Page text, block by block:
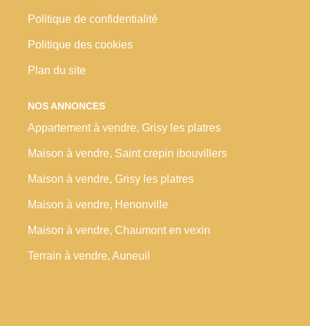
Politique de confidentialité
Politique des cookies
Plan du site
NOS ANNONCES
Appartement à vendre, Grisy les platres
Maison à vendre, Saint crepin ibouvillers
Maison à vendre, Grisy les platres
Maison à vendre, Henonville
Maison à vendre, Chaumont en vexin
Terrain à vendre, Auneuil